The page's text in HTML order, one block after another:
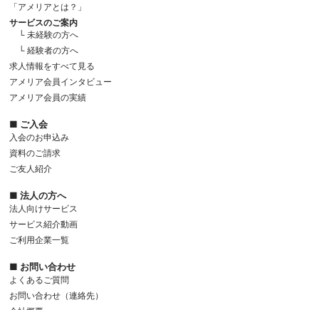
「アメリアとは？」
サービスのご案内
└ 未経験の方へ
└ 経験者の方へ
求人情報をすべて見る
アメリア会員インタビュー
アメリア会員の実績
■ ご入会
入会のお申込み
資料のご請求
ご友人紹介
■ 法人の方へ
法人向けサービス
サービス紹介動画
ご利用企業一覧
■ お問い合わせ
よくあるご質問
お問い合わせ（連絡先）